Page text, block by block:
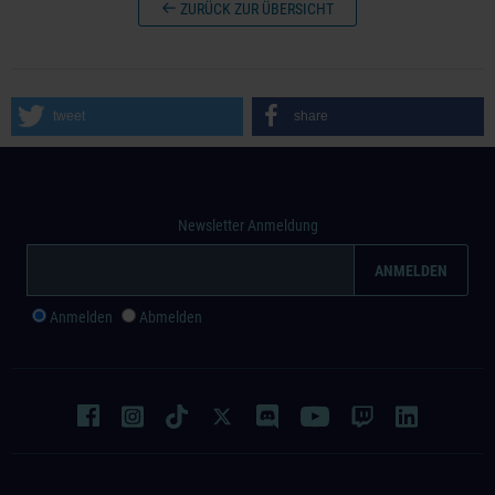
ZURÜCK ZUR ÜBERSICHT
tweet share
Newsletter Anmeldung
Anmelden Abmelden